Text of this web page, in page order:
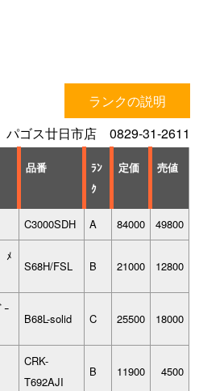
ランクの説明
パゴス廿日市店 0829-31-2611
品番
ﾗﾝ
ｸ
定価 売値
C3000SDH A 84000 49800
ﾒ
S68H/FSL B 21000 12800
B68L-solid C 25500 18000
CRK-
T692AJI
B 11900 4500